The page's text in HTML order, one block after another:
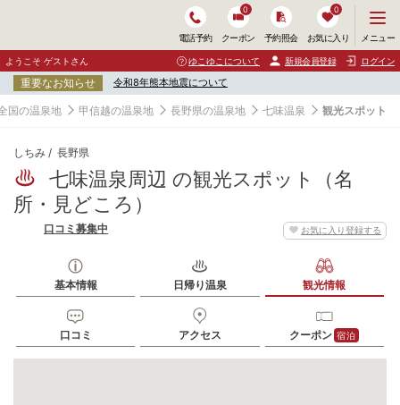
電話予約 クーポン
0
予約照会 お気に入り
0
ニ
ュ
ー
開
く
メニュー
ようこそ ゲストさん ゆこゆこについて 新規会員登録 ログイン
重要なお知らせ 令和8年熊本地震について
国の温泉地 甲信越の温泉地 長野県の温泉地 七味温泉 観光スポット
しちみ 長野県
七味温泉周辺 の観光スポット（名
所・見どころ）
お気に入り登録する
口コミ募集中
基本情報 日帰り温泉 観光情報
口コミ アクセス クーポン 宿泊